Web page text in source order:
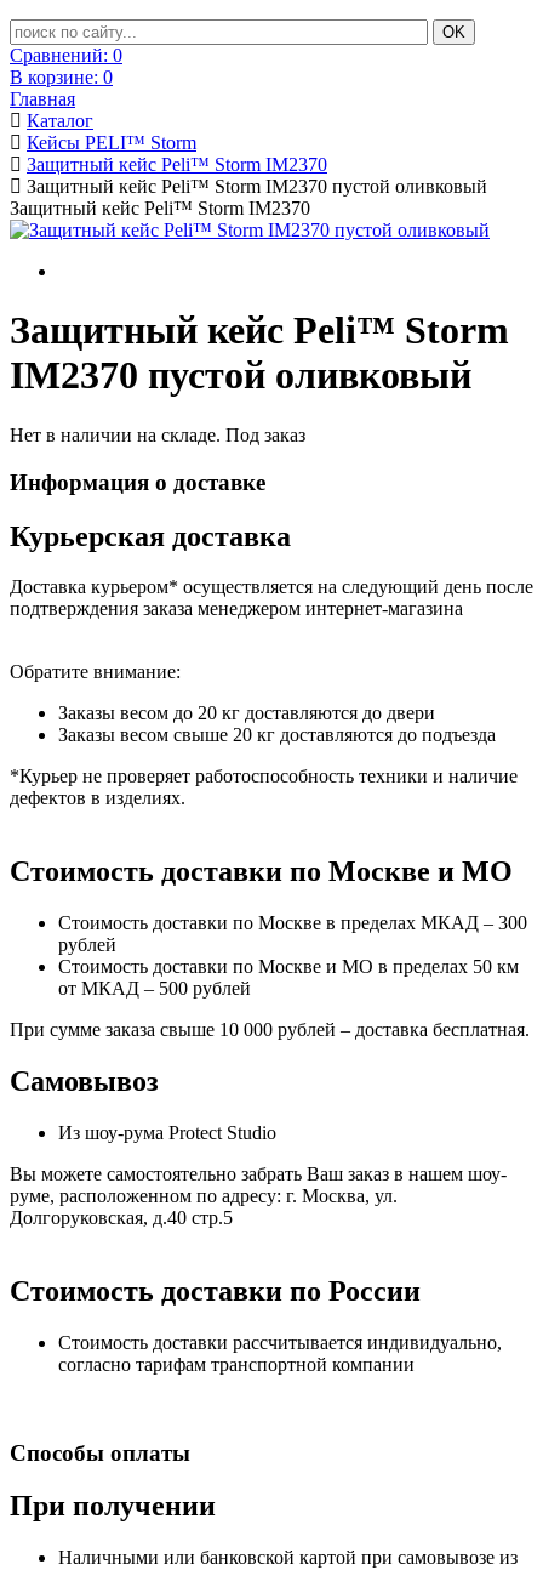
Сравнений: 0
В корзине: 0
Главная
Каталог
Кейсы PELI™ Storm
Защитный кейс Peli™ Storm IM2370
Защитный кейс Peli™ Storm IM2370 пустой оливковый
Защитный кейс Peli™ Storm IM2370
Защитный кейс Peli™ Storm
IM2370 пустой оливковый
Нет в наличии на складе. Под заказ
Информация о доставке
Курьерская доставка
Доставка курьером* осуществляется на следующий день после
подтверждения заказа менеджером интернет-магазина
Обратите внимание:
Заказы весом до 20 кг доставляются до двери
Заказы весом свыше 20 кг доставляются до подъезда
*Курьер не проверяет работоспособность техники и наличие
дефектов в изделиях.
Стоимость доставки по Москве и МО
Стоимость доставки по Москве в пределах МКАД – 300
рублей
Стоимость доставки по Москве и МО в пределах 50 км
от МКАД – 500 рублей
При сумме заказа свыше 10 000 рублей – доставка бесплатная.
Самовывоз
Из шоу-рума Protect Studio
Вы можете самостоятельно забрать Ваш заказ в нашем шоу-
руме, расположенном по адресу: г. Москва, ул.
Долгоруковская, д.40 стр.5
Стоимость доставки по России
Стоимость доставки рассчитывается индивидуально,
согласно тарифам транспортной компании
Способы оплаты
При получении
Наличными или банковской картой при самовывозе из